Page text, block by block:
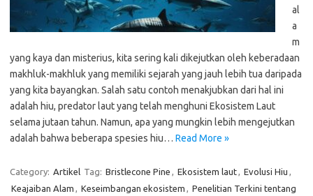
al
a
m
yang kaya dan misterius, kita sering kali dikejutkan oleh keberadaan
makhluk-makhluk yang memiliki sejarah yang jauh lebih tua daripada
yang kita bayangkan. Salah satu contoh menakjubkan dari hal ini
adalah hiu, predator laut yang telah menghuni Ekosistem Laut
selama jutaan tahun. Namun, apa yang mungkin lebih mengejutkan
adalah bahwa beberapa spesies hiu… Read More »
Category: Artikel Tag: Bristlecone Pine , Ekosistem laut, Evolusi Hiu ,
Keajaiban Alam , Keseimbangan ekosistem , Penelitian Terkini tentang